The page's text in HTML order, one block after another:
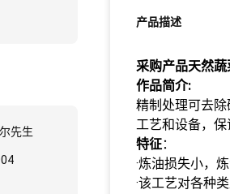
先生
产品描述
采购产品天然
作品简介:
精制处理可去
工艺和设备，
特征：
·炼油损失小，
·该工艺对各种